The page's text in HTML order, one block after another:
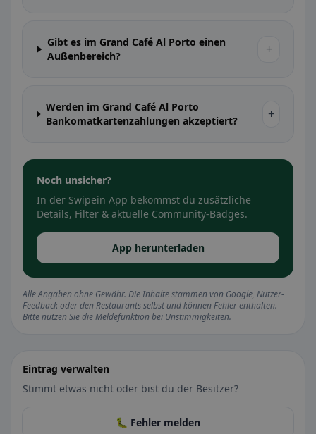
Gibt es im Grand Café Al Porto einen
Außenbereich?
+
Werden im Grand Café Al Porto
Bankomatkartenzahlungen akzeptiert?
+
Noch unsicher?
In der Swipein App bekommst du zusätzliche
Details, Filter & aktuelle Community-Badges.
App herunterladen
Alle Angaben ohne Gewähr. Die Inhalte stammen von Google, Nutzer-
Feedback oder den Restaurants selbst und können Fehler enthalten.
Bitte nutzen Sie die Meldefunktion bei Unstimmigkeiten.
Eintrag verwalten
Stimmt etwas nicht oder bist du der Besitzer?
🐛 Fehler melden